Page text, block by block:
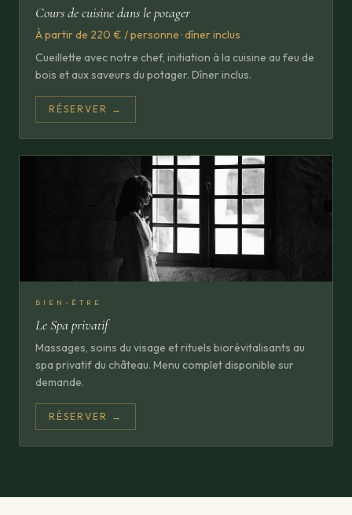
Cours de cuisine dans le potager
À partir de 220 € / personne · dîner inclus
Cueillette avec notre chef, initiation à la cuisine au feu de
bois et aux saveurs du potager. Dîner inclus.
RÉSERVER →
BIEN-ÊTRE
Le Spa privatif
Massages, soins du visage et rituels biorévitalisants au
spa privatif du château. Menu complet disponible sur
demande.
RÉSERVER →